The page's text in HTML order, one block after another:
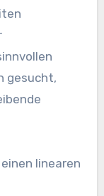
gesucht,
einen linearen